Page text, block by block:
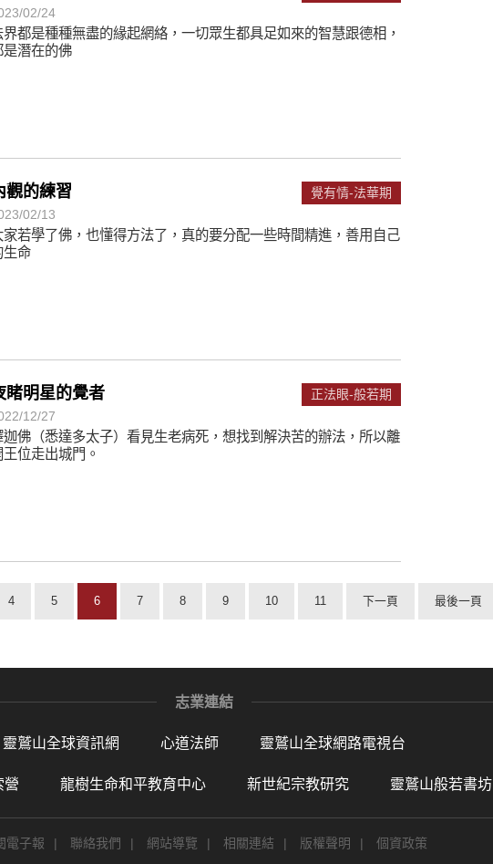
02/24
界都是種種無盡的緣起網絡，一切眾生都具足如來的智慧跟德相，
是潛在的佛
觀的練習
02/13
家若學了佛，也懂得方法了，真的要分配一些時間精進，善用自己
生命
覺有情-法華期
睹明星的覺者
12/27
迦佛（悉達多太子）看見生老病死，想找到解決苦的辦法，所以離
王位走出城門。
正法眼-般若期
4 5 6 7 8 9 10 11 下一頁 最後一頁
志業連結
靈鷲山全球資訊網 心道法師 靈鷲山全球網路電視台
營 龍樹生命和平教育中心 新世紀宗教研究 靈鷲山般若書坊
電子報 | 聯絡我們 | 網站導覽 | 相關連結 | 版權聲明 | 個資政策